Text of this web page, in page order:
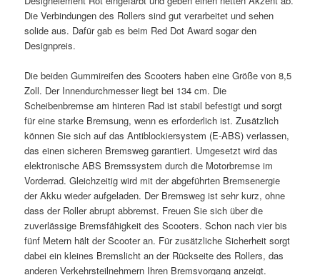
Die Verbindungen des Rollers sind gut verarbeitet und sehen
solide aus. Dafür gab es beim Red Dot Award sogar den
Designpreis.
Die beiden Gummireifen des Scooters haben eine Größe von 8,5
Zoll. Der Innendurchmesser liegt bei 134 cm. Die
Scheibenbremse am hinteren Rad ist stabil befestigt und sorgt
für eine starke Bremsung, wenn es erforderlich ist. Zusätzlich
können Sie sich auf das Antiblockiersystem (E-ABS) verlassen,
das einen sicheren Bremsweg garantiert. Umgesetzt wird das
elektronische ABS Bremssystem durch die Motorbremse im
Vorderrad. Gleichzeitig wird mit der abgeführten Bremsenergie
der Akku wieder aufgeladen. Der Bremsweg ist sehr kurz, ohne
dass der Roller abrupt abbremst. Freuen Sie sich über die
zuverlässige Bremsfähigkeit des Scooters. Schon nach vier bis
fünf Metern hält der Scooter an. Für zusätzliche Sicherheit sorgt
dabei ein kleines Bremslicht an der Rückseite des Rollers, das
anderen Verkehrsteilnehmern Ihren Bremsvorgang anzeigt.